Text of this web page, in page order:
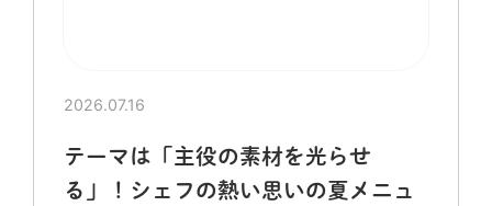
2026.07.16
テーマは「主役の素材を光らせ
る」！シェフの熱い思いの夏メニュ